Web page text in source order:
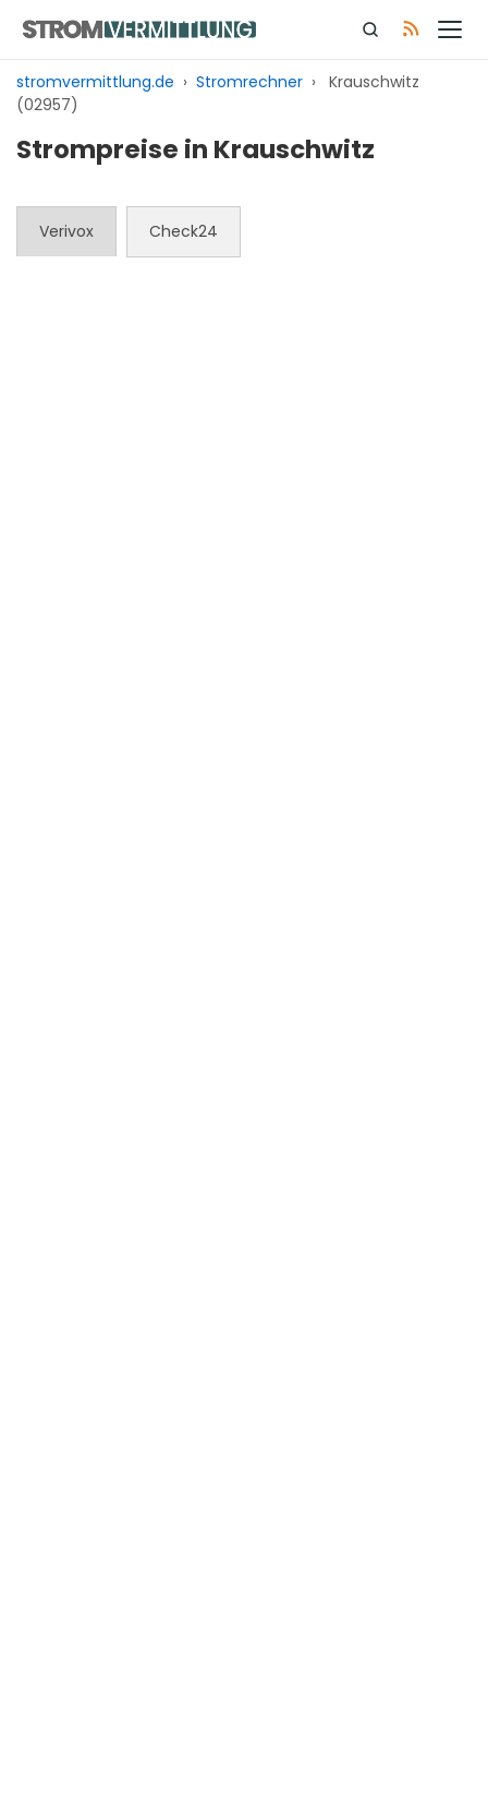
Inhalt
springen
stromvermittlung.de › Stromrechner › Krauschwitz
(02957)
Strompreise in Krauschwitz
Verivox Check24